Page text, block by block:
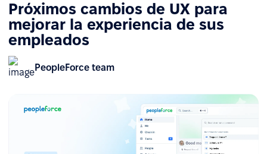
Próximos cambios de UX para
mejorar la experiencia de sus
empleados
PeopleForce team